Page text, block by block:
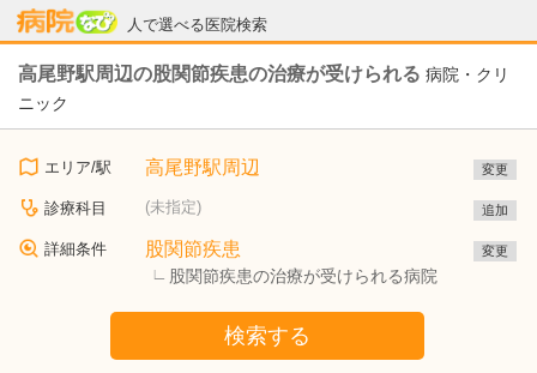
人で選べる医院検索
病院なび
高尾野駅周辺の股関節疾患の治療が受けられる 病院・クリ
ニック
エリア/駅 高尾野駅周辺 変更
診療科目 (未指定) 追加
詳細条件 股関節疾患
股関節疾患の治療が受けられる病院
変更
検索する